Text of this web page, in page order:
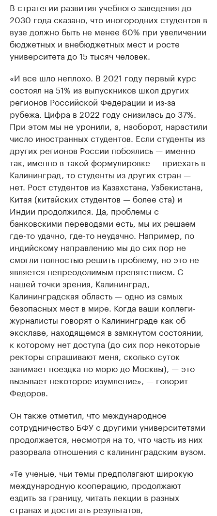
В стратегии развития учебного заведения до
2030 года сказано, что иногородних студентов в
вузе должно быть не менее 60% при увеличении
бюджетных и внебюджетных мест и росте
университета до 15 тысяч человек.
«И все шло неплохо. В 2021 году первый курс
состоял на 51% из выпускников школ других
регионов Российской Федерации и из-за
рубежа. Цифра в 2022 году снизилась до 37%.
При этом мы не уронили, а, наоборот, нарастили
число иностранных студентов. Если студенты из
других регионов России побоялись — именно
так, именно в такой формулировке — приехать в
Калининград, то студенты из других стран —
нет. Рост студентов из Казахстана, Узбекистана,
Китая (китайских студентов — более ста) и
Индии продолжился. Да, проблемы с
банковскими переводами есть, мы их решаем
где-то удачно, где-то неудачно. Например, по
индийскому направлению мы до сих пор не
смогли полностью решить проблему, но это не
является непреодолимым препятствием. С
нашей точки зрения, Калининград,
Калининградская область — одно из самых
безопасных мест в мире. Когда ваши коллеги-
журналисты говорят о Калининграде как об
эксклаве, находящемся в замкнутом состоянии,
к которому нет доступа (до сих пор некоторые
ректоры спрашивают меня, сколько суток
занимает поездка по морю до Москвы), — это
вызывает некоторое изумление», — говорит
Федоров.
Он также отметил, что международное
сотрудничество БФУ с другими университетами
продолжается, несмотря на то, что часть из них
разорвала отношения с калининградским вузом.
«Те ученые, чьи темы предполагают широкую
международную кооперацию, продолжают
ездить за границу, читать лекции в разных
странах и достигать результатов,